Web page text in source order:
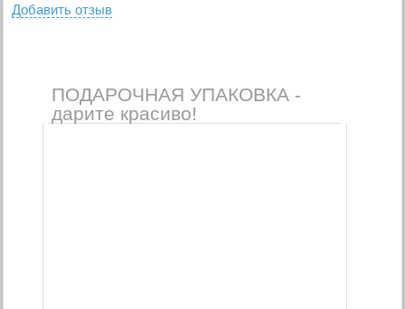
Добавить отзыв
ПОДАРОЧНАЯ УПАКОВКА -
дарите красиво!